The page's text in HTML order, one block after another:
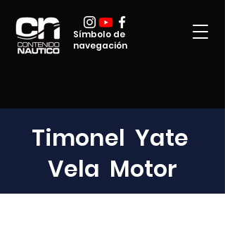
Símbolo de
navegación
Timonel Yate
Vela Motor